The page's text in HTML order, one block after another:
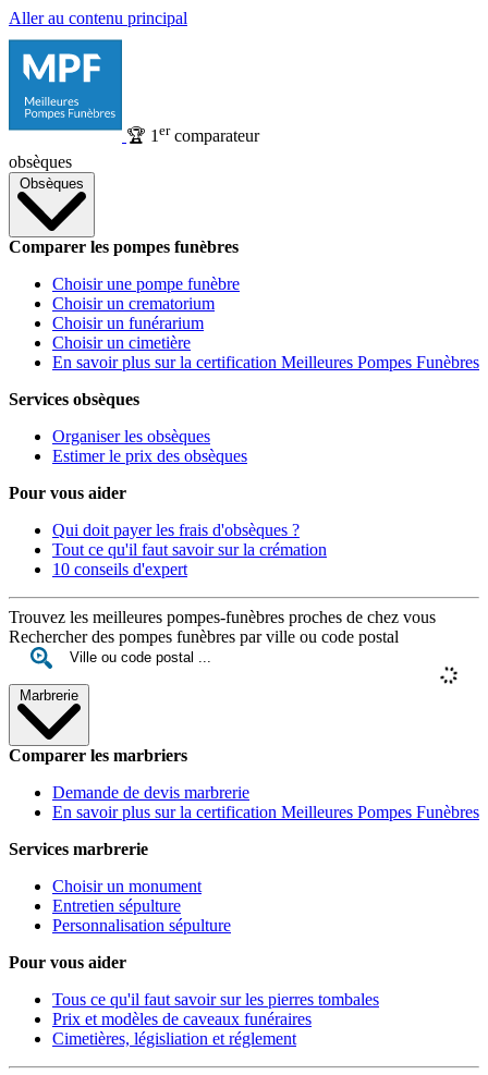
Aller au contenu principal
🏆 1 ercomparateur
obsèques
Obsèques
Comparer les pompes funèbres
Choisir une pompe funèbre
Choisir un crematorium
Choisir un funérarium
Choisir un cimetière
En savoir plus sur la certification Meilleures Pompes Funèbres
Services obsèques
Organiser les obsèques
Estimer le prix des obsèques
Pour vous aider
Qui doit payer les frais d'obsèques ?
Tout ce qu'il faut savoir sur la crémation
10 conseils d'expert
Trouvez les meilleures pompes-funèbres proches de chez vous
Rechercher des pompes funèbres par ville ou code postal
Marbrerie
Comparer les marbriers
Demande de devis marbrerie
En savoir plus sur la certification Meilleures Pompes Funèbres
Services marbrerie
Choisir un monument
Entretien sépulture
Personnalisation sépulture
Pour vous aider
Tous ce qu'il faut savoir sur les pierres tombales
Prix et modèles de caveaux funéraires
Cimetières, législiation et réglement